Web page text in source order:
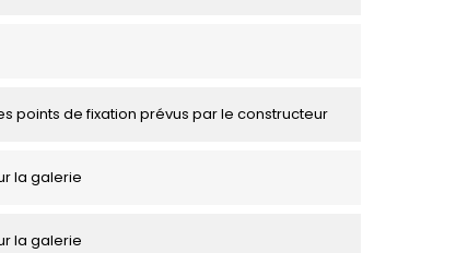
points de fixation prévus par le constructeur
la galerie
la galerie